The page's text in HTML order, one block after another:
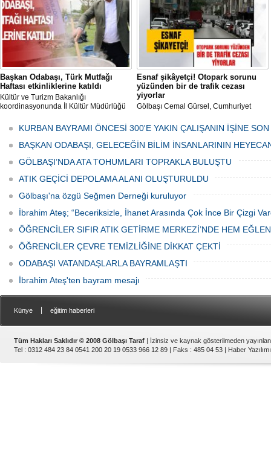
Başkan Odabaşı, Türk Mutfağı
Haftası etkinliklerine katıldı
Kültür ve Turizm Bakanlığı
koordinasyonunda İl Kültür Müdürlüğü
Haftası" etkinlikleri Ankara'da devam
ediyor.
Esnaf şikâyetçi! Otopark sorunu
yüzünden bir de trafik cezası
yiyorlar
Gölbaşı Cemal Gürsel, Cumhuriyet
bulunan esnaf ve alışverişe gelen
vatandaşlar park cezaları yüzünden
canından bezdi.
KURBAN BAYRAMI ÖNCESİ 300'E YAKIN ÇALIŞANIN İŞİNE
BAŞKAN ODABAŞI, GELECEĞİN BİLİM İNSANLARININ
GÖLBAŞI’NDA ATA TOHUMLARI TOPRAKLA BULUŞTU
ATIK GEÇİCİ DEPOLAMA ALANI OLUŞTURULDU
Gölbaşı'na özgü Seğmen Derneği kuruluyor
İbrahim Ateş; “Beceriksizle, İhanet Arasında Çok İnce Bir Çizgi
ÖĞRENCİLER SIFIR ATIK GETİRME MERKEZİ’NDE HEM
ÖĞRENCİLER ÇEVRE TEMİZLİĞİNE DİKKAT ÇEKTİ
ODABAŞI VATANDAŞLARLA BAYRAMLAŞTI
İbrahim Ateş'ten bayram mesajı
Künye eğitim haberleri
Tüm Hakları Saklıdır © 2008 Gölbaşı Taraf | İzinsiz ve kaynak gösterilmeden
Tel : 0312 484 23 84 0541 200 20 19 0533 966 12 89 | Faks : 485 04 53 | Haber Yazılımı